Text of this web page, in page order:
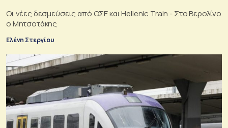
Οι νέες δεσμεύσεις από ΟΣΕ και Hellenic Train - Στο Βερολίνο
ο Μητσοτάκης
Ελένη Στεργίου